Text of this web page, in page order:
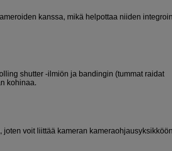
kanssa, mikä helpottaa niiden
shutter -ilmiön ja bandingin (tummat raidat
kohinaa.
voit liittää kameran